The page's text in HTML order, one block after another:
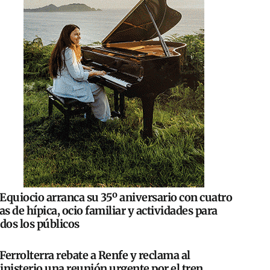
Equiocio arranca su 35º aniversario con cuatro
de hípica, ocio familiar y actividades para
los públicos
Ferrolterra rebate a Renfe y reclama al